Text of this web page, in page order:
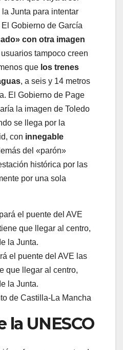
Junta para intentar
Gobierno de García
con otra imagen
tampoco creen
que los trenes
, a seis y 14 metros
El Gobierno de Page
la imagen de Toledo
se llega por la
con innegable
del «parón»
histórica por las
por una sola
el puente del AVE las
que llegar al centro,
la Junta.
de Castilla-La Mancha
la UNESCO